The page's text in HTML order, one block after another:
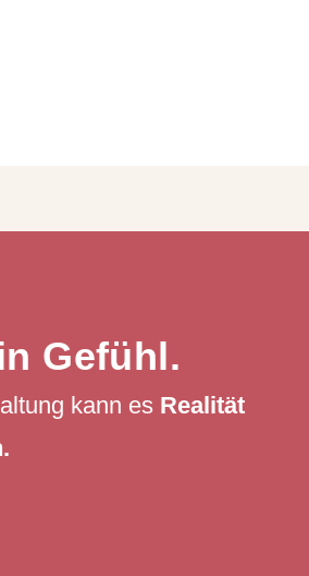
Gefühl.
kann es Realität